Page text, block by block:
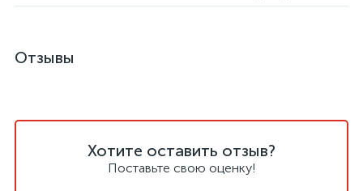
Отзывы
Хотите оставить отзыв?
Поставьте свою оценку!